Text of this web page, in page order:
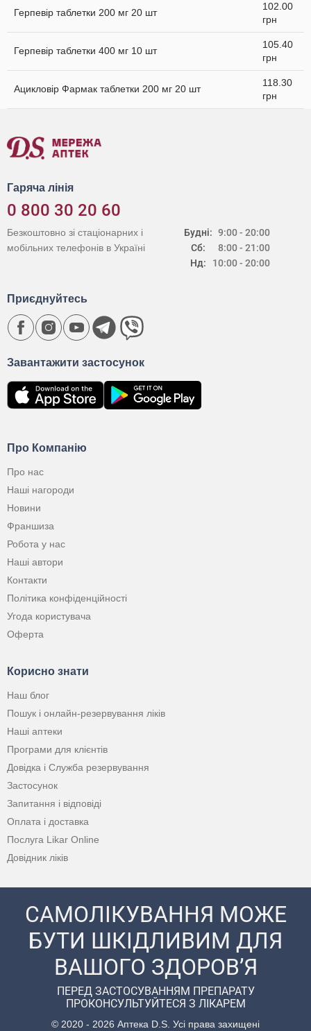
Герпевір таблетки 200 мг 20 шт
102.00
грн
Герпевір таблетки 400 мг 10 шт
105.40
грн
Ацикловір Фармак таблетки 200 мг 20 шт
118.30
грн
Гаряча лінія
0 800 30 20 60
Будні:
Сб:
Нд:
9:00 - 20:00
8:00 - 21:00
10:00 - 20:00
Безкоштовно зі стаціонарних і
мобільних телефонів в Україні
Про Компанію
Про нас
Наші нагороди
Новини
Франшиза
Робота у нас
Наші автори
Контакти
Політика конфіденційності
Угода користувача
Оферта
Корисно знати
Наш блог
Пошук і онлайн-резервування ліків
Наші аптеки
Програми для клієнтів
Довідка і Служба резервування
Застосунок
Запитання і відповіді
Оплата і доставка
Послуга Likar Online
Довідник ліків
Завантажити застосунок
Приєднуйтесь
САМОЛІКУВАННЯ МОЖЕ
БУТИ ШКІДЛИВИМ ДЛЯ
ВАШОГО ЗДОРОВ’Я
ПЕРЕД ЗАСТОСУВАННЯМ ПРЕПАРАТУ
ПРОКОНСУЛЬТУЙТЕСЯ З ЛІКАРЕМ
© 2020 - 2026 Аптека D.S. Усі права захищені